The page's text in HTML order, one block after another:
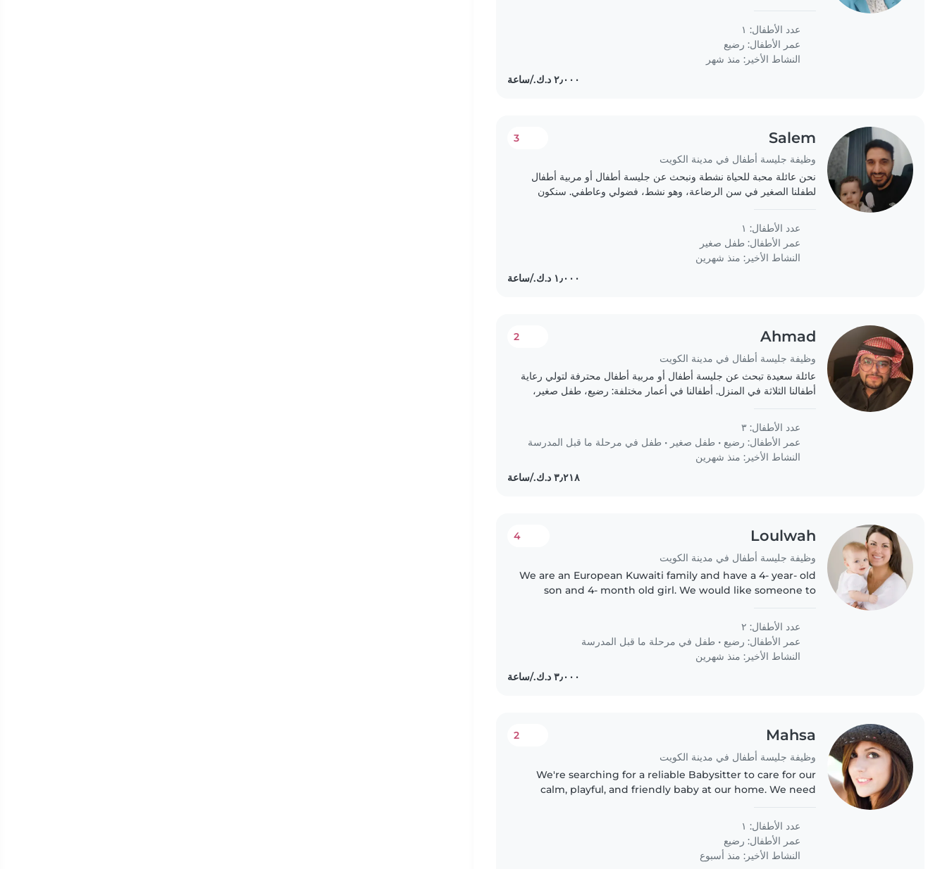
okruženje,..
عدد الأطفال: ١
عمر الأطفال: رضيع
النشاط الأخير: منذ شهر
Salem
وظيفة جليسة أطفال في مدينة الكويت
3
نحن عائلة محبة للحياة نشطة ونبحث عن جليسة أطفال أو مربية أطفال
لطفلنا الصغير في سن الرضاعة، وهو نشط، فضولي وعاطفي. سنكون
عدد الأطفال: ١
عمر الأطفال: طفل صغير
النشاط الأخير: منذ شهرين
Ahmad
وظيفة جليسة أطفال في مدينة الكويت
2
عائلة سعيدة تبحث عن جليسة أطفال أو مربية أطفال محترفة لتولي رعاية
أطفالنا الثلاثة في المنزل. أطفالنا في أعمار مختلفة: رضيع، طفل صغير،
عدد الأطفال: ٣
عمر الأطفال: رضيع • طفل صغير • طفل في مرحلة ما قبل المدرسة
النشاط الأخير: منذ شهرين
Loulwah
وظيفة جليسة أطفال في مدينة الكويت
4
We are an European Kuwaiti family and have a 4- year- old
son and 4- month old girl. We would like someone to
the the house.
عدد الأطفال: ٢
عمر الأطفال: رضيع • طفل في مرحلة ما قبل المدرسة
النشاط الأخير: منذ شهرين
Mahsa
وظيفة جليسة أطفال في مدينة الكويت
2
We're searching for a reliable Babysitter to care for our
calm, playful, and friendly baby at our home. We need
provide a safe, nurturing..
عدد الأطفال: ١
عمر الأطفال: رضيع
النشاط الأخير: منذ أسبوع